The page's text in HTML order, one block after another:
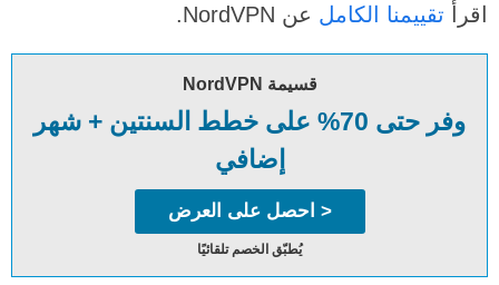
اقرأ
تقييمنا الكامل عن NordVPN.
قسيمة NordVPN
وفر حتى 70% على خطط السنتين + شهر
إضافي
< احصل على العرض
يُطبّق الخصم تلقائيًا